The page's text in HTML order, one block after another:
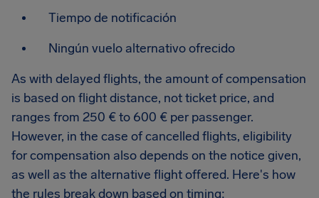
Tiempo de notificación
Ningún vuelo alternativo ofrecido
As with delayed flights, the amount of compensation
is based on flight distance, not ticket price, and
ranges from 250 € to 600 € per passenger.
However, in the case of cancelled flights, eligibility
for compensation also depends on the notice given,
as well as the alternative flight offered. Here's how
the rules break down based on timing: